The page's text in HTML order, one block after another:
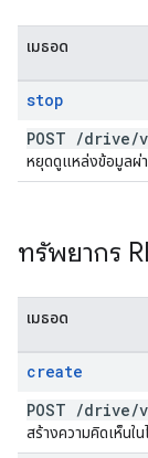
เมธอด
stop
POST /drive/
หยุดดูแหล่งข้อมูลผ่
ทรัพยากร
เมธอด
create
POST /drive/
สร้างความคิดเห็นใ